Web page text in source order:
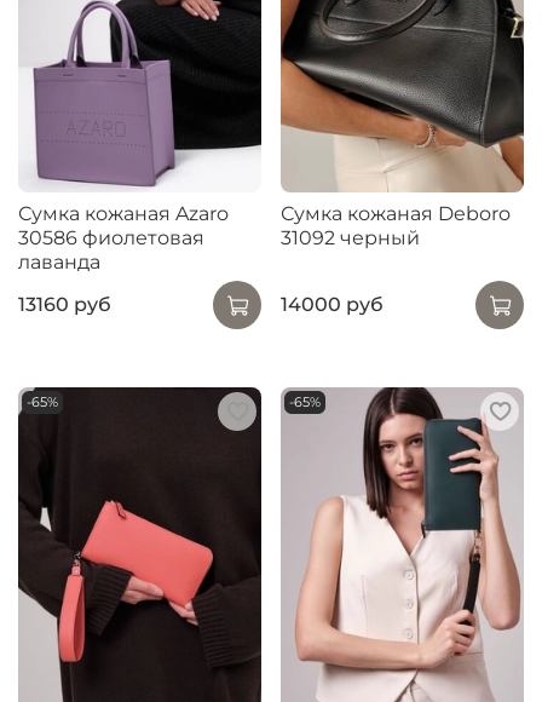
Сумка кожаная Azaro
30586 фиолетовая
лаванда
13160 руб
Сумка кожаная Deboro
31092 черный
14000 руб
-65% -65%